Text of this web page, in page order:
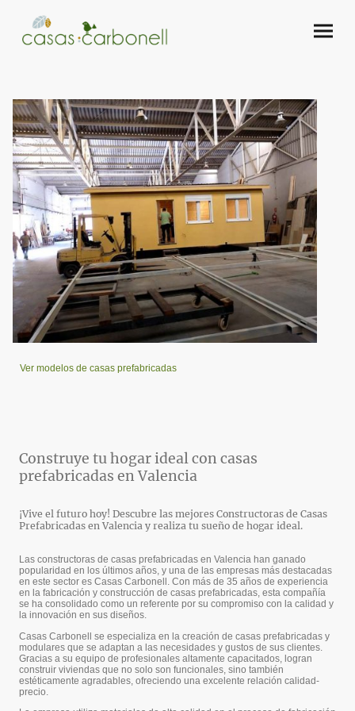
Ver modelos de casas prefabricadas
Construye tu hogar ideal con casas
prefabricadas en Valencia
¡Vive el futuro hoy! Descubre las mejores Constructoras de Casas
Prefabricadas en Valencia y realiza tu sueño de hogar ideal.
Las constructoras de casas prefabricadas en Valencia han ganado
popularidad en los últimos años, y una de las empresas más destacadas
en este sector es Casas Carbonell. Con más de 35 años de experiencia
en la fabricación y construcción de casas prefabricadas, esta compañía
se ha consolidado como un referente por su compromiso con la calidad y
la innovación en sus diseños.
Casas Carbonell se especializa en la creación de casas prefabricadas y
modulares que se adaptan a las necesidades y gustos de sus clientes.
Gracias a su equipo de profesionales altamente capacitados, logran
construir viviendas que no solo son funcionales, sino también
estéticamente agradables, ofreciendo una excelente relación calidad-
precio.